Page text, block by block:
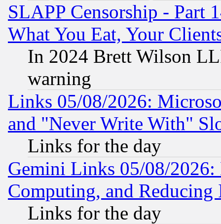
SLAPP Censorship - Part
What You Eat, Your
In 2024 Brett Wilson
warning
Links 05/08/2026:
and "Never Write With"
Links for the day
Gemini Links 05/08/
Computing, and Reducing
Links for the day